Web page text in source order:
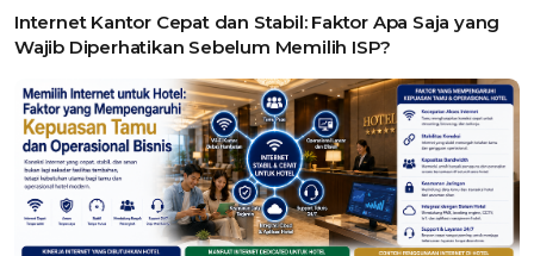
Internet Kantor Cepat dan Stabil: Faktor Apa Saja yang
Wajib Diperhatikan Sebelum Memilih ISP?